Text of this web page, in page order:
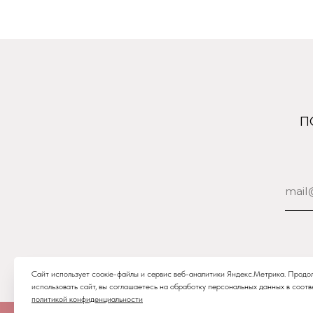
Сайт использует соокіе-файлы и сервис веб-аналитики Яндекс.Метрика.
использовать сайт, вы соглашаетесь на обработку персональных данных в
политикой конфиденциальности
+7 (905) 761-40-03